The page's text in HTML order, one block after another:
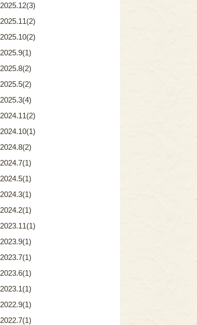
2025.12(3)
2025.11(2)
2025.10(2)
2025.9(1)
2025.8(2)
2025.5(2)
2025.3(4)
2024.11(2)
2024.10(1)
2024.8(2)
2024.7(1)
2024.5(1)
2024.3(1)
2024.2(1)
2023.11(1)
2023.9(1)
2023.7(1)
2023.6(1)
2023.1(1)
2022.9(1)
2022.7(1)